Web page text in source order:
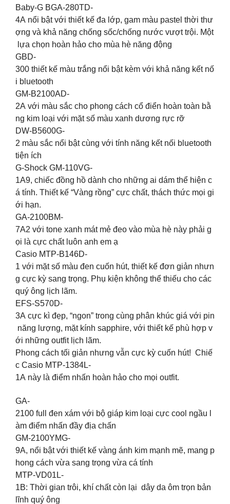
Baby-G BGA-280TD-
4A nổi bật với thiết kế đa lớp, gam màu pastel thời thư
ợng và khả năng chống sốc/chống nước vượt trội. Một
lựa chọn hoàn hảo cho mùa hè năng động
GBD-
300 thiết kế màu trắng nổi bật kèm với khả năng kết nố
i bluetooth
GM-B2100AD-
2A với màu sắc cho phong cách cổ điển hoàn toàn bằ
ng kim loại với mặt số màu xanh dương rực rỡ
DW-B5600G-
2 màu sắc nổi bật cùng với tính năng kết nối bluetooth
tiện ích
G-Shock GM-110VG-
1A9, chiếc đồng hồ dành cho những ai dám thể hiện c
á tính. Thiết kế “Vàng rồng” cực chất, thách thức mọi gi
ới hạn.
GA-2100BM-
7A2 với tone xanh mát mẻ đeo vào mùa hè này phải g
ọi là cực chất luôn anh em ạ
Casio MTP-B146D-
1 với mặt số màu đen cuốn hút, thiết kế đơn giản nhưn
g cực kỳ sang trọng. Phụ kiện không thể thiếu cho các
quý ông lịch lãm.
EFS-S570D-
3A cực kì đẹp, “ngon” trong cùng phân khúc giá với pin
năng lượng, mặt kính sapphire, với thiết kế phù hợp v
ới những outfit lịch lãm.
Phong cách tối giản nhưng vẫn cực kỳ cuốn hút! Chiế
c Casio MTP-1384L-
1A này là điểm nhấn hoàn hảo cho mọi outfit.
GA-
2100 full đen xám với bộ giáp kim loại cực cool ngầu l
àm điểm nhấn đầy địa chấn ️‍
GM-2100YMG-
9A, nổi bật với thiết kế vàng ánh kim mạnh mẽ, mang p
hong cách vừa sang trọng vừa cá tính
MTP-VD01L-
1B: Thời gian trôi, khí chất còn lại dây da ôm trọn bản
lĩnh quý ông ‍